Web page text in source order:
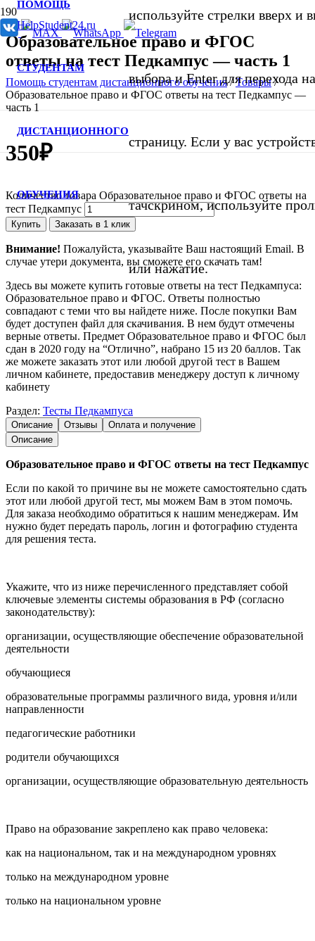
ПОМОЩЬ
СТУДЕНТАМ
ДИСТАНЦИОННОГО
ОБУЧЕНИЯ
используйте стрелки вверх и
выбора и Enter для перехода
страницу. Если у вас
тачскрином, используйте
или нажатие.
Образовательное право и ФГОС
ответы на тест Педкампус — часть 1
Помощь студентам дистанционного обучения/Товары/
Образовательное право и ФГОС ответы на тест Педкампус —
часть 1
350₽
Количество товара Образовательное право и ФГОС ответы на
тест Педкампус
Купить Заказать в 1 клик
Внимание! Пожалуйста, указывайте Ваш настоящий Email. В
случае утери документа, вы сможете его скачать там!
Здесь вы можете купить готовые ответы на тест Педкампуса:
Образовательное право и ФГОС. Ответы полностью
совпадают с теми что вы найдете ниже. После покупки Вам
будет доступен файл для скачивания. В нем будут отмечены
верные ответы. Предмет Образовательное право и ФГОС был
сдан в 2020 году на “Отлично”, набрано 15 из 20 баллов. Так
же можете заказать этот или любой другой тест в Вашем
личном кабинете, предоставив менеджеру доступ к личному
кабинету
Раздел: Тесты Педкампуса
Описание Отзывы
Оплата и получение
Описание
Образовательное право и ФГОС ответы на тест Педкампус
Если по какой то причине вы не можете самостоятельно сдать
этот или любой другой тест, мы можем Вам в этом помочь.
Для заказа необходимо обратиться к нашим менеджерам. Им
нужно будет передать пароль, логин и фотографию студента
для решения теста.
Укажите, что из ниже перечисленного представляет собой
ключевые элементы системы образования в РФ (согласно
законодательству):
организации, осуществляющие обеспечение образовательной
деятельности
обучающиеся
образовательные программы различного вида, уровня и/или
направленности
педагогические работники
родители обучающихся
организации, осуществляющие образовательную деятельность
Право на образование закреплено как право человека:
как на национальном, так и на международном уровнях
только на международном уровне
только на национальном уровне